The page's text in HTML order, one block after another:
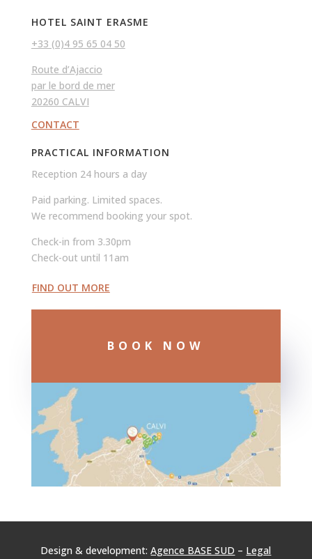
HOTEL SAINT ERASME
+33 (0)4 95 65 04 50
Route d’Ajaccio
par le bord de mer
20260 CALVI
CONTACT
PRACTICAL INFORMATION
Reception 24 hours a day
Paid parking. Limited spaces.
We recommend booking your spot.
Check-in from 3.30pm
Check-out until 11am
FIND OUT MORE
BOOK NOW
Design & development:Agence BASE SUD – Legal